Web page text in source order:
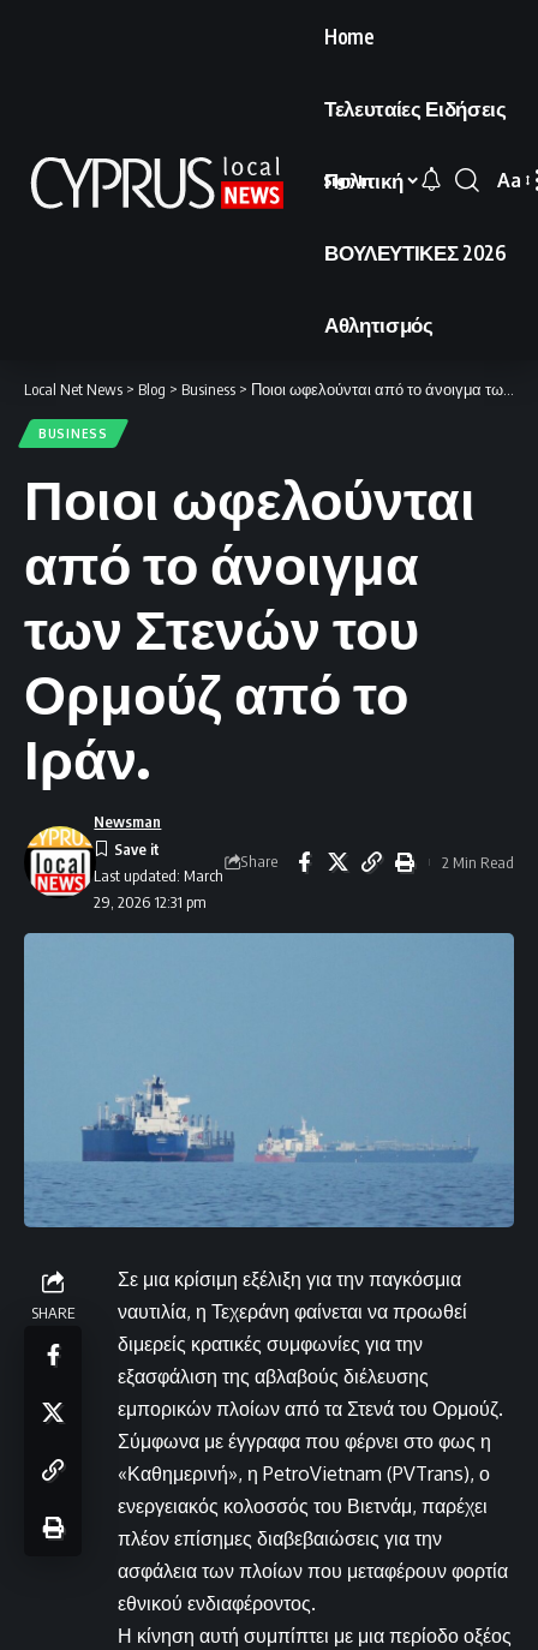
Home
Τελευταίες Ειδήσεις
Πολιτική
ΒΟΥΛΕΥΤΙΚΕΣ 2026
Αθλητισμός
Sign In
Font
Aa
Local Net News > Blog > Business > Ποιοι ωφελούνται από το άνοιγμα των Στενών του Ορμούζ από το Ιράν.
BUSINESS
Ποιοι ωφελούνται
από το άνοιγμα
των Στενών του
Ορμούζ από το
Ιράν.
Last updated: March
29, 2026 12:31 pm
Newsman
Share 2 Min Read
SHARE
Σε μια κρίσιμη εξέλιξη για την παγκόσμια
ναυτιλία, η Τεχεράνη φαίνεται να προωθεί
διμερείς κρατικές συμφωνίες για την
εξασφάλιση της αβλαβούς διέλευσης
εμπορικών πλοίων από τα Στενά του Ορμούζ.
Σύμφωνα με έγγραφα που φέρνει στο φως η
«Καθημερινή», η PetroVietnam (PVTrans), ο
ενεργειακός κολοσσός του Βιετνάμ, παρέχει
πλέον επίσημες διαβεβαιώσεις για την
ασφάλεια των πλοίων που μεταφέρουν φορτία
εθνικού ενδιαφέροντος.
Η κίνηση αυτή συμπίπτει με μια περίοδο οξέος